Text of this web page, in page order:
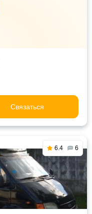
Связаться
6.4 6